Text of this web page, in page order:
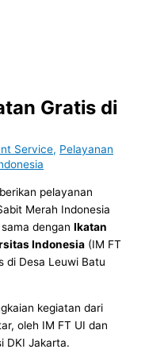
Gratis di
Service, Pelayanan
pelayanan
Merah Indonesia
sama denganIkatan
Indonesia (IM FT
di Desa Leuwi Batu
kegiatan dari
oleh IM FT UI dan
DKI Jakarta.